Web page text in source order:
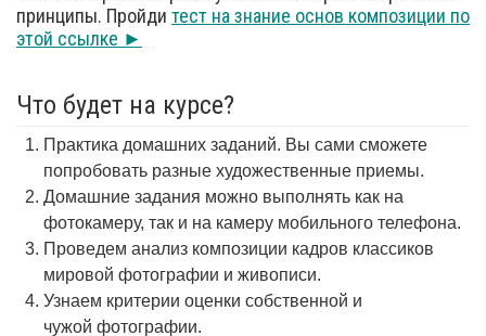
принципы. Пройди тест на знание основ композиции по
этой ссылке ►
Что будет на курсе?
Практика домашних заданий. Вы сами сможете
попробовать разные художественные приемы.
Домашние задания можно выполнять как на
фотокамеру, так и на камеру мобильного телефона.
Проведем анализ композиции кадров классиков
мировой фотографии и живописи.
Узнаем критерии оценки собственной и
чужой фотографии.